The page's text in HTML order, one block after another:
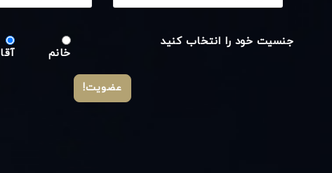
جنسیت خود را انتخاب کنید
خانم
آقا
عضویت!